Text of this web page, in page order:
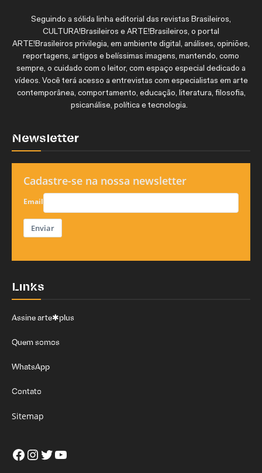
Seguindo a sólida linha editorial das revistas Brasileiros,
CULTURA!Brasileiros e ARTE!Brasileiros, o portal
ARTE!Brasileiros privilegia, em ambiente digital, análises, opiniões,
reportagens, artigos e belíssimas imagens, mantendo, como
sempre, o cuidado com o leitor, com espaço especial dedicado a
vídeos. Você terá acesso a entrevistas com especialistas em arte
contemporânea, comportamento, educação, literatura, filosofia,
psicanálise, política e tecnologia.
Newsletter
Cadastre-se na nossa newsletter
Email
Enviar
Links
Assine arte✱plus
Quem somos
WhatsApp
Contato
Sitemap
Facebook
Instagram
Twitter
Youtube